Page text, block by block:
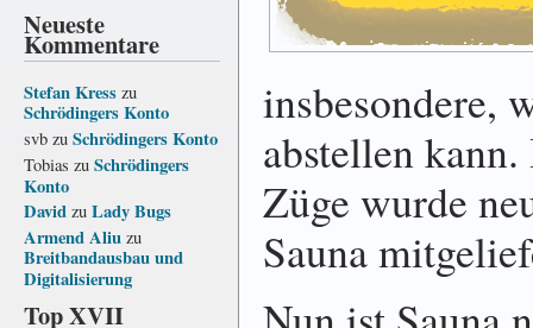
Neueste
Kommentare
Stefan Kress zu
Schrödingers Konto
svb zu Schrödingers Konto
Tobias zu Schrödingers
Konto
David zu Lady Bugs
Armend Aliu zu
Breitbandausbau und
Digitalisierung
Top XVII
insbesondere,
abstellen
Züge wurde
Sauna